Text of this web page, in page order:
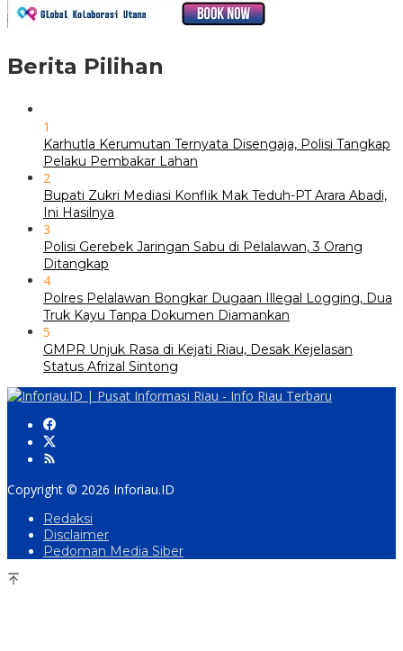
Berita Pilihan
1
Karhutla Kerumutan Ternyata Disengaja, Polisi Tangkap
Pelaku Pembakar Lahan
2
Bupati Zukri Mediasi Konflik Mak Teduh-PT Arara Abadi,
Ini Hasilnya
3
Polisi Gerebek Jaringan Sabu di Pelalawan, 3 Orang
Ditangkap
4
Polres Pelalawan Bongkar Dugaan Illegal Logging, Dua
Truk Kayu Tanpa Dokumen Diamankan
5
GMPR Unjuk Rasa di Kejati Riau, Desak Kejelasan
Status Afrizal Sintong
Copyright © 2026 Inforiau.ID
Redaksi
Disclaimer
Pedoman Media Siber